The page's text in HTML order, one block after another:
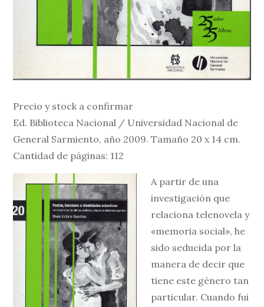
Precio y stock a confirmar
Ed. Biblioteca Nacional / Universidad Nacional de
General Sarmiento, año 2009. Tamaño 20 x 14 cm.
Cantidad de páginas: 112
A partir de una
investigación que
relaciona telenovela y
«memoria social», he
sido seducida por la
manera de decir que
tiene este género tan
particular. Cuando fui